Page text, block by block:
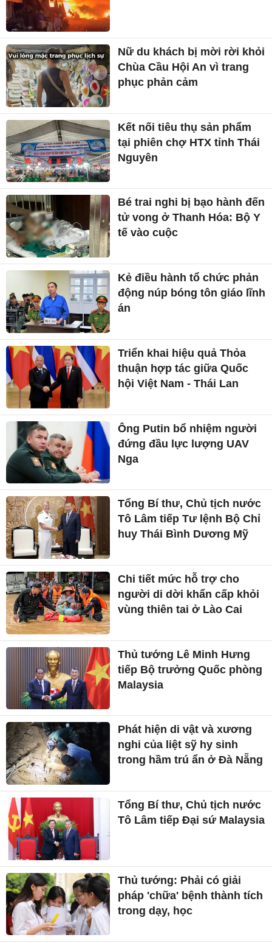
Nữ du khách bị mời rời khỏi
Chùa Cầu Hội An vì trang
phục phản cảm
Kết nối tiêu thụ sản phẩm
tại phiên chợ HTX tỉnh Thái
Nguyên
Bé trai nghi bị bạo hành đến
tử vong ở Thanh Hóa: Bộ Y
tế vào cuộc
Kẻ điều hành tổ chức phản
động núp bóng tôn giáo lĩnh
án
Triển khai hiệu quả Thỏa
thuận hợp tác giữa Quốc
hội Việt Nam - Thái Lan
Ông Putin bổ nhiệm người
đứng đầu lực lượng UAV
Nga
Tổng Bí thư, Chủ tịch nước
Tô Lâm tiếp Tư lệnh Bộ Chỉ
huy Thái Bình Dương Mỹ
Chi tiết mức hỗ trợ cho
người di dời khẩn cấp khỏi
vùng thiên tai ở Lào Cai
Thủ tướng Lê Minh Hưng
tiếp Bộ trưởng Quốc phòng
Malaysia
Phát hiện di vật và xương
nghi của liệt sỹ hy sinh
trong hầm trú ẩn ở Đà Nẵng
Tổng Bí thư, Chủ tịch nước
Tô Lâm tiếp Đại sứ Malaysia
Thủ tướng: Phải có giải
pháp 'chữa' bệnh thành tích
trong dạy, học